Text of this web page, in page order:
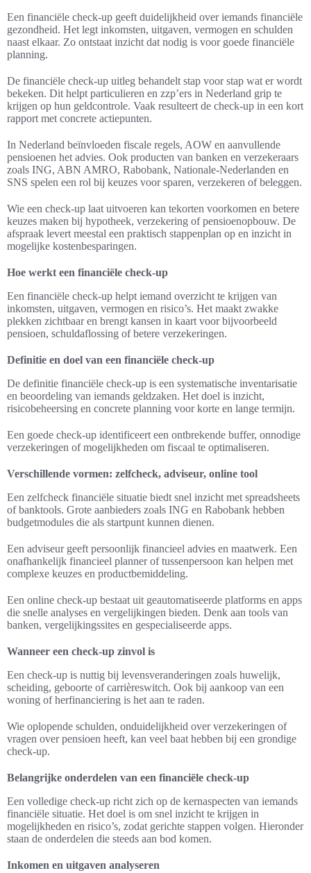
Een financiële check-up geeft duidelijkheid over iemands financiële
gezondheid. Het legt inkomsten, uitgaven, vermogen en schulden
naast elkaar. Zo ontstaat inzicht dat nodig is voor goede financiële
planning.
De financiële check-up uitleg behandelt stap voor stap wat er wordt
bekeken. Dit helpt particulieren en zzp’ers in Nederland grip te
krijgen op hun geldcontrole. Vaak resulteert de check-up in een kort
rapport met concrete actiepunten.
In Nederland beïnvloeden fiscale regels, AOW en aanvullende
pensioenen het advies. Ook producten van banken en verzekeraars
zoals ING, ABN AMRO, Rabobank, Nationale-Nederlanden en
SNS spelen een rol bij keuzes voor sparen, verzekeren of beleggen.
Wie een check-up laat uitvoeren kan tekorten voorkomen en betere
keuzes maken bij hypotheek, verzekering of pensioenopbouw. De
afspraak levert meestal een praktisch stappenplan op en inzicht in
mogelijke kostenbesparingen.
Hoe werkt een financiële check-up
Een financiële check-up helpt iemand overzicht te krijgen van
inkomsten, uitgaven, vermogen en risico’s. Het maakt zwakke
plekken zichtbaar en brengt kansen in kaart voor bijvoorbeeld
pensioen, schuldaflossing of betere verzekeringen.
Definitie en doel van een financiële check-up
De definitie financiële check-up is een systematische inventarisatie
en beoordeling van iemands geldzaken. Het doel is inzicht,
risicobeheersing en concrete planning voor korte en lange termijn.
Een goede check-up identificeert een ontbrekende buffer, onnodige
verzekeringen of mogelijkheden om fiscaal te optimaliseren.
Verschillende vormen: zelfcheck, adviseur, online tool
Een zelfcheck financiële situatie biedt snel inzicht met spreadsheets
of banktools. Grote aanbieders zoals ING en Rabobank hebben
budgetmodules die als startpunt kunnen dienen.
Een adviseur geeft persoonlijk financieel advies en maatwerk. Een
onafhankelijk financieel planner of tussenpersoon kan helpen met
complexe keuzes en productbemiddeling.
Een online check-up bestaat uit geautomatiseerde platforms en apps
die snelle analyses en vergelijkingen bieden. Denk aan tools van
banken, vergelijkingssites en gespecialiseerde apps.
Wanneer een check-up zinvol is
Een check-up is nuttig bij levensveranderingen zoals huwelijk,
scheiding, geboorte of carrièreswitch. Ook bij aankoop van een
woning of herfinanciering is het aan te raden.
Wie oplopende schulden, onduidelijkheid over verzekeringen of
vragen over pensioen heeft, kan veel baat hebben bij een grondige
check-up.
Belangrijke onderdelen van een financiële check-up
Een volledige check-up richt zich op de kernaspecten van iemands
financiële situatie. Het doel is om snel inzicht te krijgen in
mogelijkheden en risico’s, zodat gerichte stappen volgen. Hieronder
staan de onderdelen die steeds aan bod komen.
Inkomen en uitgaven analyseren